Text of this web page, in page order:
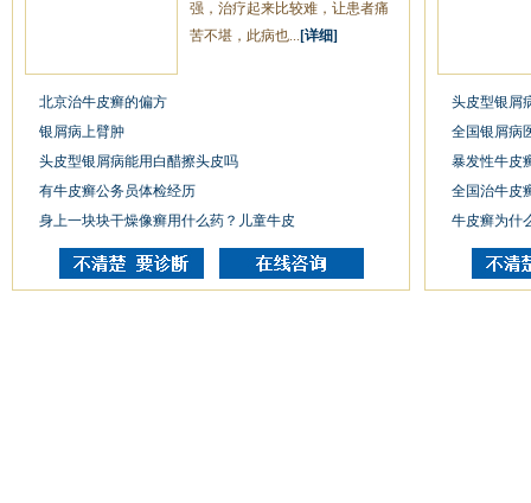
强，治疗起来比较难，让患者痛
苦不堪，此病也... [详细]
北京治牛皮癣的偏方
银屑病上臂肿
头皮型银屑病能用白醋擦头皮吗
有牛皮癣公务员体检经历
身上一块块干燥像癣用什么药？儿童牛皮
头皮型银屑
全国银屑病
暴发性牛皮
全国治牛皮
牛皮癣为什